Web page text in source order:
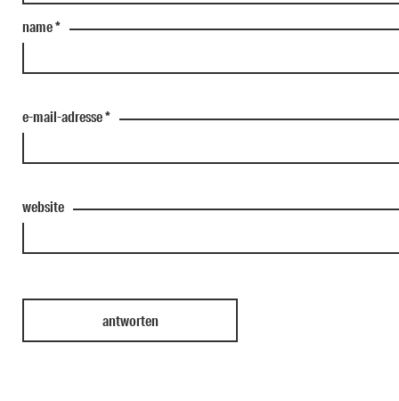
name*
e-mail-adresse*
website